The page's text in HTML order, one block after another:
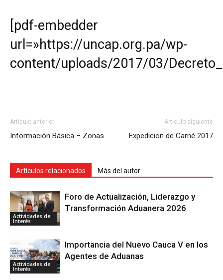
[pdf-embedder
url=»https://uncap.org.pa/wp-
content/uploads/2017/03/
Artículo anterior
Información Básica – Zonas
Artículo siguiente
Expedicion de Carné 2017
Artículos relacionados Más del autor
Actividades de
Interés
Foro de Actualización, Liderazgo y
Transformación Aduanera 2026
Actividades de
Interés
Importancia del Nuevo Cauca V en los
Agentes de Aduanas